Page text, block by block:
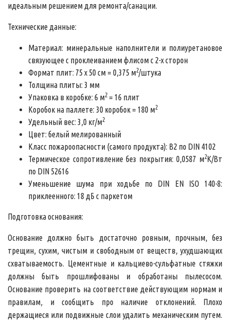
идеальным решением для ремонта/санации.
Технические данные:
Материал: минеральные наполнители и полиуретановое
связующее с проклеиванием флисом с 2-х сторон
Формат плит: 75 х 50 см = 0,375 м2/штука
Толщина плиты: 3 мм
Упаковка в коробке: 6 м2 = 16 плит
Коробок на паллете: 30 коробок = 180 м2
Удельный вес: 3,0 кг/м2
Цвет: белый мелированный
Класс пожароопасности (самого продукта): В2 по DIN 4102
Термическое сопротивление без покрытия: 0,0587 м2К/Вт
по DIN 52616
Уменьшение шума при ходьбе по DIN EN ISO 140-8:
приклеенного: 18 дБ с паркетом
Подготовка основания:
Основание должно быть достаточно ровным, прочным, без
трещин, сухим, чистым и свободным от веществ, ухудшающих
схватываемость. Цементные и кальциево-сульфатные стяжки
должны быть прошлифованы и обработаны пылесосом.
Основание проверить на соответствие действующим нормам и
правилам, и сообщить про наличие отклонений. Плохо
держащиеся или подвижные слои удалить механическим путем.